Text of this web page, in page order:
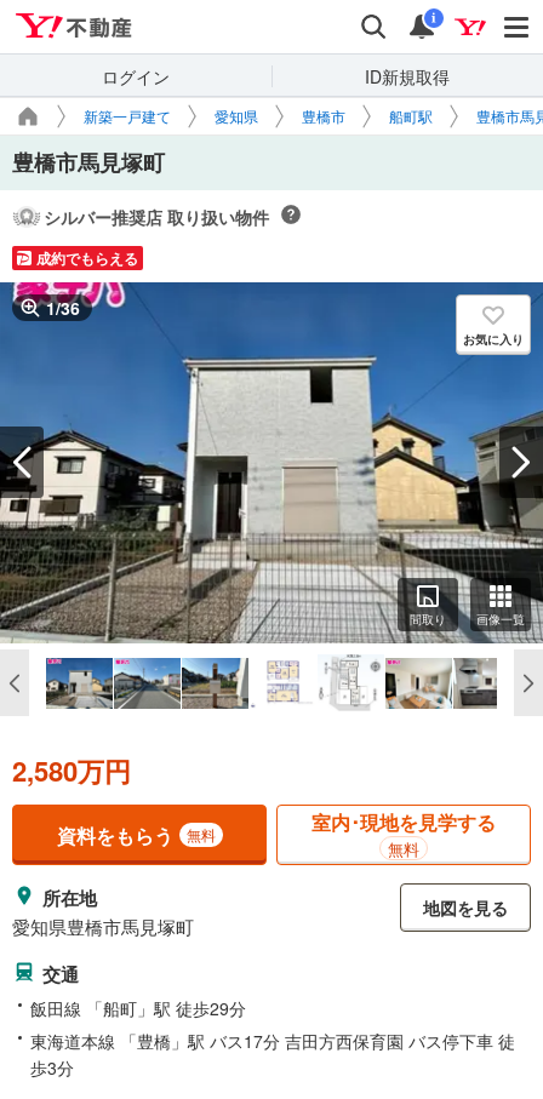
検索 通知
i
ログイン ID新規取得
新築一戸建て 愛知県 豊橋市 船町駅 豊橋市馬
豊橋市馬見塚町
シルバー推奨店 取り扱い物件
成約でもらえる
1/36
お気に入り
間取り 画像一覧
2,580万円
資料をもらう 無料 室内･現地を見学する
無料
所在地
愛知県豊橋市馬見塚町
地図を見る
交通
飯田線 「船町」駅 徒歩29分
東海道本線 「豊橋」駅 バス17分 吉田方西保育園 バス停下車 徒
歩3分